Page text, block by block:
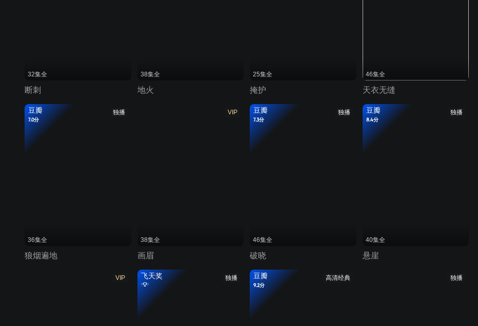
32集全
断刺
38集全
地火
25集全
掩护
46集全
天衣无缝
独播
豆瓣
7.0分
36集全
狼烟遍地
VIP
38集全
画眉
独播
豆瓣
7.3分
46集全
破晓
独播
豆瓣
8.4分
40集全
悬崖
VIP 独播
飞天奖 高清经典
豆瓣
9.2分
独播